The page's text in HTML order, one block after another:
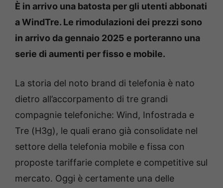
È in arrivo una batosta per gli utenti abbonati
a WindTre. Le rimodulazioni dei prezzi sono
in arrivo da gennaio 2025 e porteranno una
serie di aumenti per fisso e mobile.
La storia del noto brand di telefonia è nato
dietro all’accorpamento di tre grandi
compagnie telefoniche: Wind, Infostrada e
Tre (H3g), le quali erano già consolidate nel
settore della telefonia mobile e fissa con
proposte tariffarie complete e competitive sul
mercato. Oggi è certamente una delle